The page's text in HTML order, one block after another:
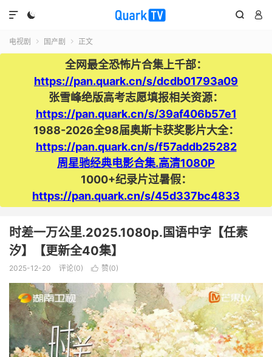
  

电视剧  国产剧  正文
全网最全恐怖片合集上千部：
https://pan.quark.cn/s/dcdb01793a09
张雪峰绝版高考志愿填报相关资源：
https://pan.quark.cn/s/39af406b57e1
1988-2026全98届奥斯卡获奖影片大全：
https://pan.quark.cn/s/f57addb25282
周星驰经典电影合集.高清1080P
1000+纪录片过暑假：
https://pan.quark.cn/s/45d337bc4833
时差一万公里.2025.1080p.国语中字【任素
汐】【更新全40集】
2025-12-20 评论(0)  赞(0)